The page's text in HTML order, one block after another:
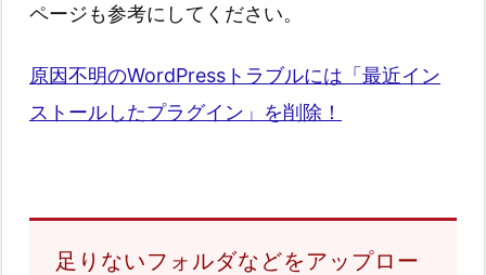
ページも参考にしてください。
原因不明のWordPressトラブルには「最近イン
ストールしたプラグイン」を削除！
足りないフォルダなどをアップロー